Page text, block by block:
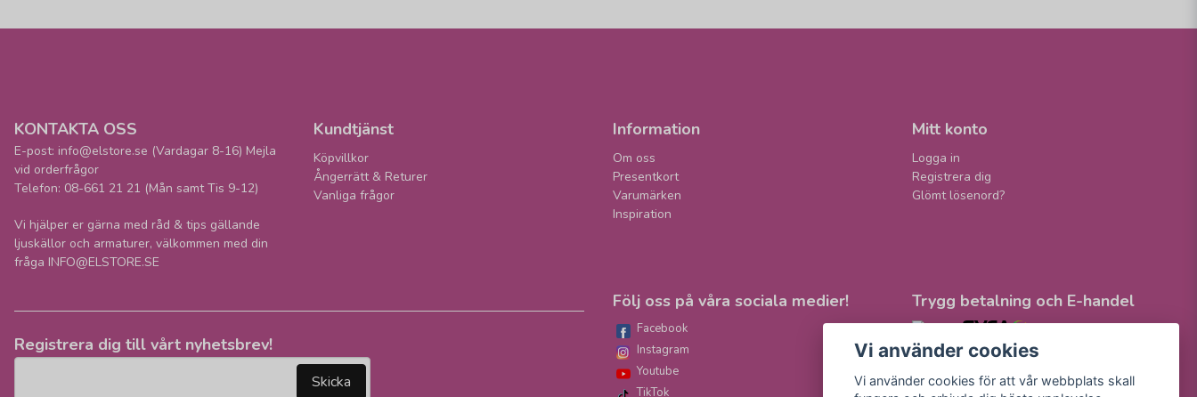
KONTAKTA OSS
E-post: info@elstore.se (Vardagar 8-16) Mejla
vid orderfrågor
Telefon: 08-661 21 21 (Mån samt Tis 9-12)
Vi hjälper er gärna med råd & tips gällande
ljuskällor och armaturer, välkommen med din
fråga INFO@ELSTORE.SE
Kundtjänst
Köpvillkor
Ångerrätt & Returer
Vanliga frågor
Information
Om oss
Presentkort
Varumärken
Inspiration
Mitt konto
Logga in
Registrera dig
Glömt lösenord?
Registrera dig till vårt nyhetsbrev!
Skicka
Följ oss på våra sociala medier!
Facebook
Instagram
Youtube
TikTok
Trygg betalning och E-handel
Vi använder cookies
Vi använder cookies för att vår webbplats skall